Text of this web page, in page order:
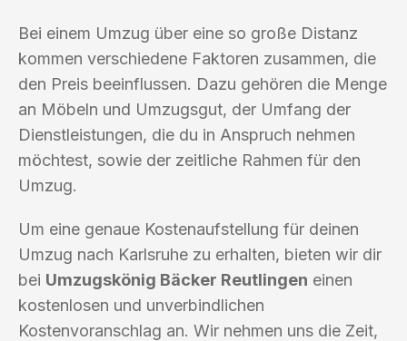
Bei einem Umzug über eine so große Distanz
kommen verschiedene Faktoren zusammen, die
den Preis beeinflussen. Dazu gehören die Menge
an Möbeln und Umzugsgut, der Umfang der
Dienstleistungen, die du in Anspruch nehmen
möchtest, sowie der zeitliche Rahmen für den
Umzug.
Um eine genaue Kostenaufstellung für deinen
Umzug nach Karlsruhe zu erhalten, bieten wir dir
bei Umzugskönig Bäcker Reutlingen einen
kostenlosen und unverbindlichen
Kostenvoranschlag an. Wir nehmen uns die Zeit,